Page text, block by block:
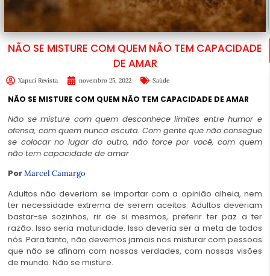
NÃO SE MISTURE COM QUEM NÃO TEM CAPACIDADE
DE AMAR
Xapuri Revista novembro 25, 2022 Saúde
NÃO SE MISTURE COM QUEM NÃO TEM CAPACIDADE DE AMAR
Não se misture com quem desconhece limites entre humor e
ofensa, com quem nunca escuta. Com gente que não consegue
se colocar no lugar do outro, não torce por você, com quem
não tem capacidade de amar
PorMarcel Camargo
Adultos não deveriam se importar com a opinião alheia, nem
ter necessidade extrema de serem aceitos. Adultos deveriam
bastar-se sozinhos, rir de si mesmos, preferir ter paz a ter
razão. Isso seria maturidade. Isso deveria ser a meta de todos
nós. Para tanto, não devemos jamais nos misturar com pessoas
que não se afinam com nossas verdades, com nossas visões
de mundo. Não se misture.